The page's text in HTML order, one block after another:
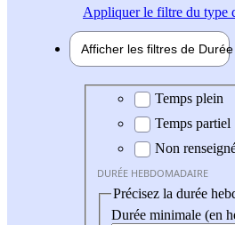
Appliquerle filtre du type
Afficher les filtres de
Durée hebdomadaire
Temps plein
Temps partiel
Non
DURÉE HEBDOMADAIRE
Précisez la durée
Durée minimale (en